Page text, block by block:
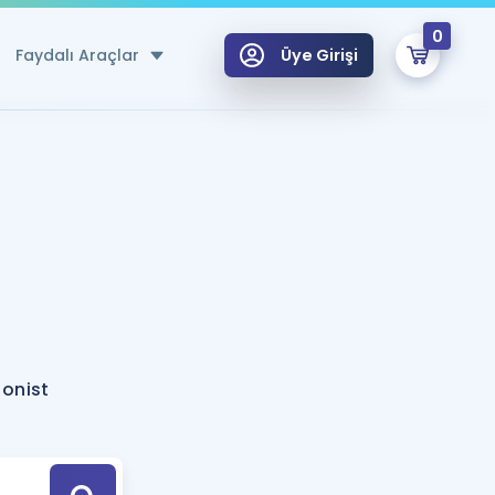
Faydalı Araçlar
Hesaplama Aracı
için Öneriler
Tek Takvimde
Üye Girişi
0
Hoca ile seni sınava hazırlayacak onlarca eğitim seni bekliyor!